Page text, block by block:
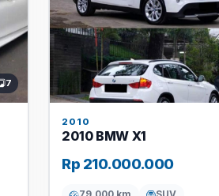
7
2010
2010 BMW X1
Rp 210.000.000